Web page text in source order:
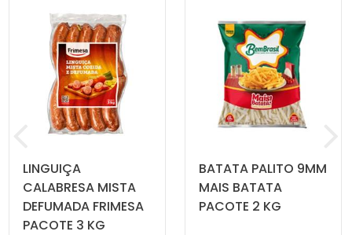
LINGUIÇA
CALABRESA MISTA
DEFUMADA FRIMESA
PACOTE 3 KG
BATATA PALITO 9MM
MAIS BATATA
PACOTE 2 KG